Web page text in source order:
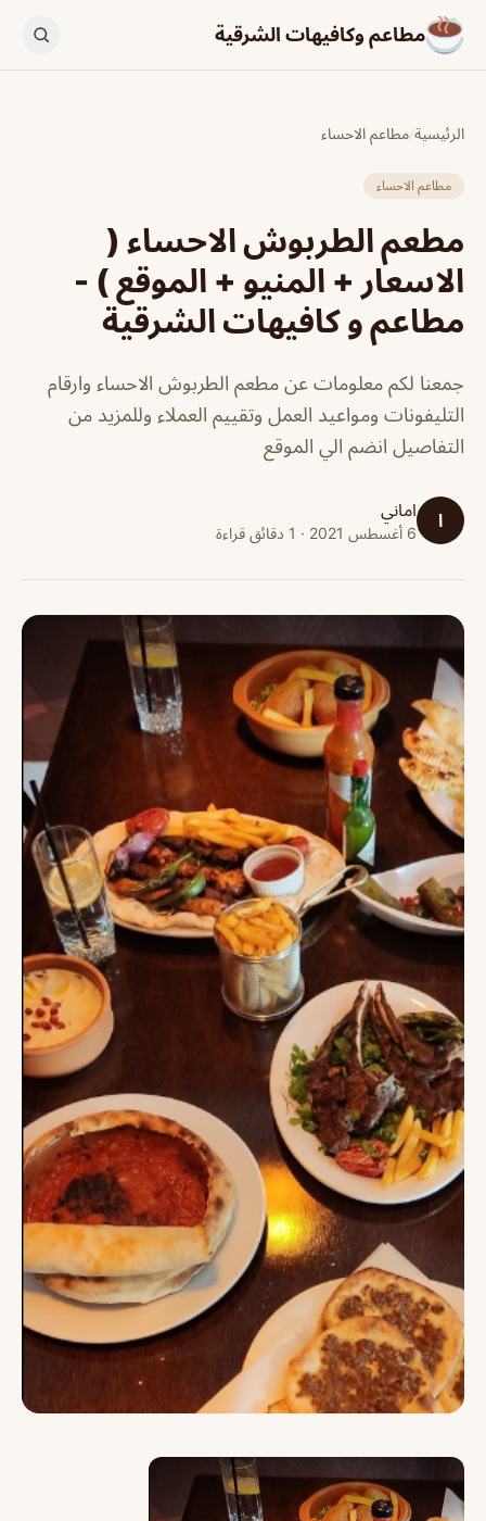
مطاعم وكافيهات الشرقية
الرئيسية/مطاعم الاحساء
مطاعم الاحساء
مطعم الطربوش الاحساء (
الاسعار + المنيو + الموقع ) -
مطاعم و كافيهات الشرقية
جمعنا لكم معلومات عن مطعم الطربوش الاحساء وارقام
التليفونات ومواعيد العمل وتقييم العملاء وللمزيد من
التفاصيل انضم الي الموقع
ا اماني
6 أغسطس 2021 · 1 دقائق قراءة